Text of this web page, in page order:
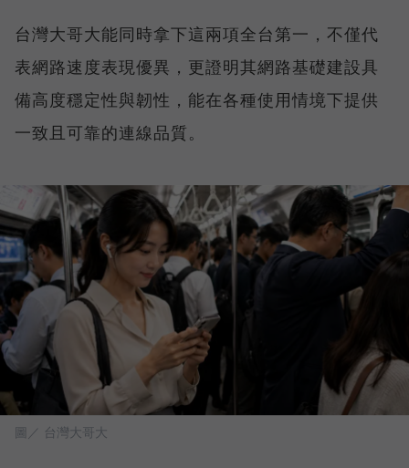
台灣大哥大能同時拿下這兩項全台第一，不僅代
表網路速度表現優異，更證明其網路基礎建設具
備高度穩定性與韌性，能在各種使用情境下提供
一致且可靠的連線品質。
圖／ 台灣大哥大